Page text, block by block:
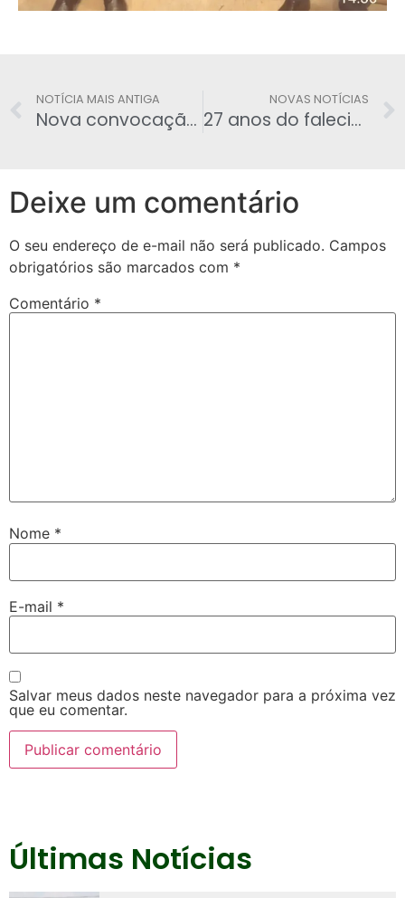
NOTÍCIA MAIS ANTIGA
Nova convocação daqueles sindicalizados sem procuração em processo
NOVAS NOTÍCIAS
27 anos do falecimento do José Neron Tiburtino Miranda
Deixe um comentário
O seu endereço de e-mail não será publicado. Campos
obrigatórios são marcados com *
Comentário *
Nome *
E-mail *
Salvar meus dados neste navegador para a próxima vez
que eu comentar.
Últimas Notícias